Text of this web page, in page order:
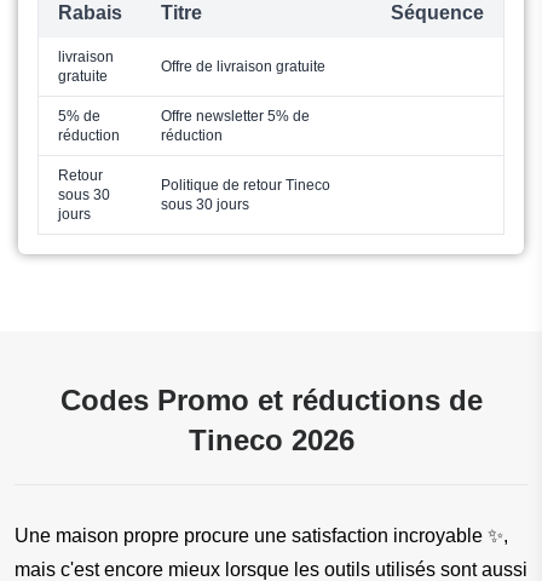
Rabais Titre Séquence
livraison
gratuite
Offre de livraison gratuite
5% de
réduction
Offre newsletter 5% de
réduction
Retour
sous 30
jours
Politique de retour Tineco
sous 30 jours
Codes Promo et réductions de
Tineco 2026
Une maison propre procure une satisfaction incroyable ✨,
mais c'est encore mieux lorsque les outils utilisés sont aussi